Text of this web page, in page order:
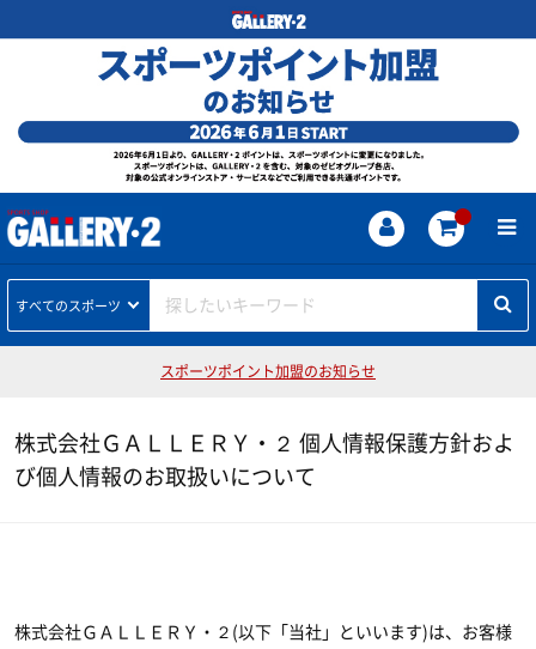
すべてのスポーツ 探したいキーワード
スポーツポイント加盟のお知らせ
株式会社ＧＡＬＬＥＲＹ・２ 個人情報保護方針およ
び個人情報のお取扱いについて
株式会社ＧＡＬＬＥＲＹ・２(以下「当社」といいます)は、お客様